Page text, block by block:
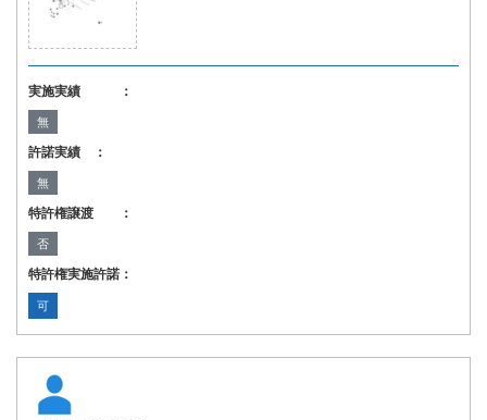
実施実績 ：
無
許諾実績 ：
無
特許権譲渡 ：
否
特許権実施許諾：
可